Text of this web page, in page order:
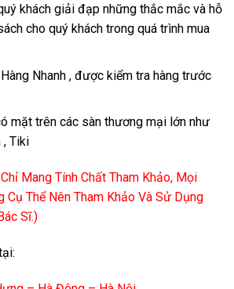
khách giải đạp những thắc mắc và hỗ
cho quý khách trong quá trình mua
Nhanh , được kiểm tra hàng trước
mặt trên các sàn thương mại lớn như
, Tiki
Mang Tính Chất Tham Khảo, Mọi
Cụ Thể Nên Tham Khảo Và Sử Dụng
Sĩ.)